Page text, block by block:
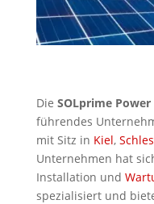
Die SOLprime
führendes
mit Sitz in Kiel,
Unternehmen hat
Installation und
spezialisiert und